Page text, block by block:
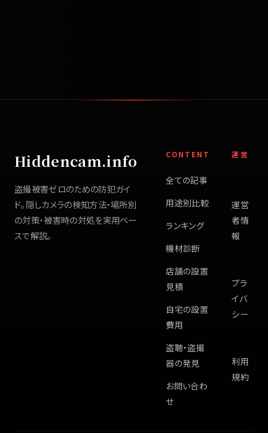
Hiddencam.info
盗撮被害ゼロのための防犯ガイ
ド。隠しカメラの検知方法・場所別
の対策・被害時の対処を実用ベー
スで解説。
CONTENT
全ての記事
用途別比較
ランキング
機材診断
店舗の設置
見積
自宅の設置
費用
盗聴・盗撮
器の発見
お問い合わ
せ
運営
運営
者情
報
プラ
イバ
シー
利用
規約